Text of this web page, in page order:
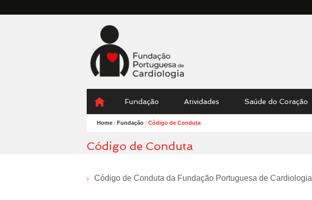
Fundação
Portuguesa
Cardiologia
Menu
content
Fundação Atividades Saúde do Coração
Home / Fundação / Código de Conduta
Código de Conduta
Código de Conduta da Fundação Portuguesa de Cardiologia